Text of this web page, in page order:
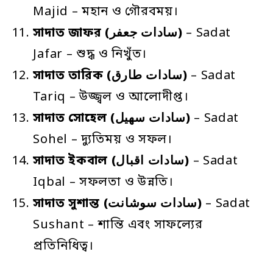
Majid – মহান ও গৌরবময়।
সাদাত জাফর (سادات جعفر) – Sadat
Jafar – শুদ্ধ ও নিখুঁত।
সাদাত তারিক (سادات طارق) – Sadat
Tariq – উজ্জ্বল ও আলোদীপ্ত।
সাদাত সোহেল (سادات سهيل) – Sadat
Sohel – দ্যুতিময় ও সফল।
সাদাত ইকবাল (سادات اقبال) – Sadat
Iqbal – সফলতা ও উন্নতি।
সাদাত সুশান্ত (سادات سوشانت) – Sadat
Sushant – শান্তি এবং সাফল্যের
প্রতিনিধিত্ব।